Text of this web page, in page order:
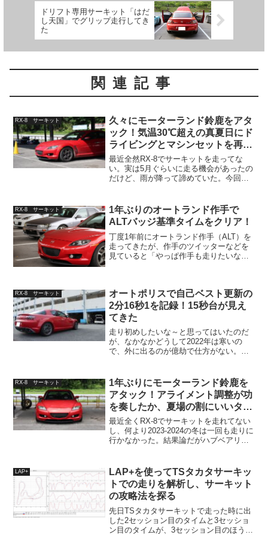
ドリフト専用サーキット「はだ
し天国」でグリップ走行してき
た
関連記事
RX-8 サーキット
久々にモーターランド鈴鹿をアタ
ック！気温30℃超えの真夏日にド
ライビングとマシンセットを再考
する
最近全然RX-8でサーキットを走ってな
い。実は5月ぐらいに走る機会があったの
だけど、雨が降って諦めていた。今回も
乗って中部地方に向かったのだが…。梅
雨の晴れ間の真夏...
RX-8 サーキット
1年ぶりのオートランド作手で
ALTバッジ基準タイムをクリア！
丁度1年前にオートランド作手（ALT）を
走ってきたが、作手のツイッターなどを
見ていると「やっぱ作手も走りたいなぁ
ロールしてクルクル曲げ...
RX-8 サーキット
オートポリスで自己ベスト更新の
2分16秒1を記録！15秒台が見え
てきた
走り初めしたいな～と思ってはいたのだ
が、なかなかどうして2022年は寒いの
で、外に出るのが億劫で仕方がない。
なんだか週明けから一気に気温が下がる
んだとか。この機会を逃...
RX-8 サーキット
1年ぶりにモーターランド鈴鹿を
アタック！アライメント調整が功
を奏したか、夏場の割にいいタイ
ムが
最近全くRX-8でサーキットを走れてない
し、何より2023-2024の冬は一回も走りに
行かなかった。結果論だがハブベアリン
タイヤも残り少ないし、まぁ今行かなく
てもいいか...
LAP+
LAP+を使ってTSタカタサーキッ
トでの走りを解析し、サーキット
の攻略法を探る
先日TSタカタサーキットで走った時に出
した2セッション目のタイムと3セッショ
ン目のタイムが、3セッション目のほうが